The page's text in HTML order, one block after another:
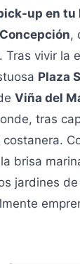
up en tu
,
vivir la
Plaza
Viña del
tras
costanera.
brisa
jardines de